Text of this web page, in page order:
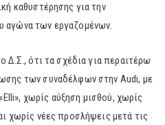
καθυστέρησης για την
αγώνα των εργαζομένων.
ότι τα σχέδια για περαιτέρω
των συναδέλφων στην Audi, με
χωρίς αύξηση μισθού, χωρίς
χωρίς νέες προσλήψεις μετά τις